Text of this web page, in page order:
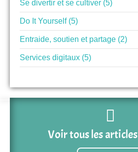
Se divertir et se cultiver (5)
Do It Yourself (5)
Entraide, soutien et partage (2)
Services digitaux (5)
Voir tous les